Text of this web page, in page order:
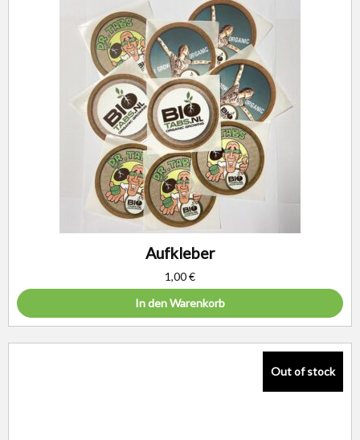
Aufkleber
1,00€
In den Warenkorb